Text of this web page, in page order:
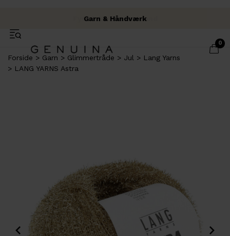
Fri fragt over 500 kr.
Fysisk butik i Brabrand
Garn & Håndværk
0
Forside Garn Glimmertråde Jul
Lang Yarns
LANG YARNS Astra